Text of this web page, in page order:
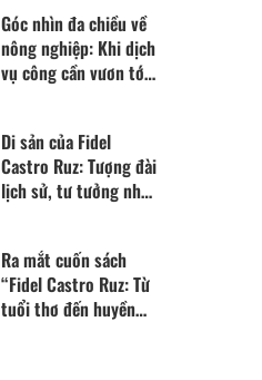
Góc nhìn đa chiều về
nông nghiệp: Khi dịch
vụ công cần vươn tới
Di sản của Fidel
Castro Ruz: Tượng đài
lịch sử, tư tưởng nhân
Ra mắt cuốn sách
“Fidel Castro Ruz: Từ
tuổi thơ đến huyền